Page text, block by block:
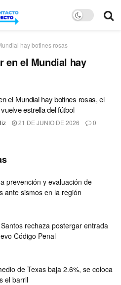
hay botines rosas
en el Mundial hay
el Mundial hay botines rosas, el
estrella del fútbol
21 DE JUNIO DE 2026 0
prevención y evaluación de
ante sismos en la región
rechaza postergar entrada
Código Penal
de Texas baja 2.6%, se coloca
el barril